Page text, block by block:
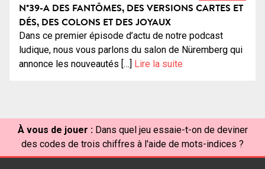
N°39-A DES FANTÔMES, DES VERSIONS CARTES ET
DÉS, DES COLONS ET DES JOYAUX
Dans ce premier épisode d’actu de notre podcast
ludique, nous vous parlons du salon de Nüremberg qui
annonce les nouveautés […] Lire la suite
À vous de jouer : Dans quel jeu essaie-t-on de deviner
des codes de trois chiffres à l'aide de mots-indices ?